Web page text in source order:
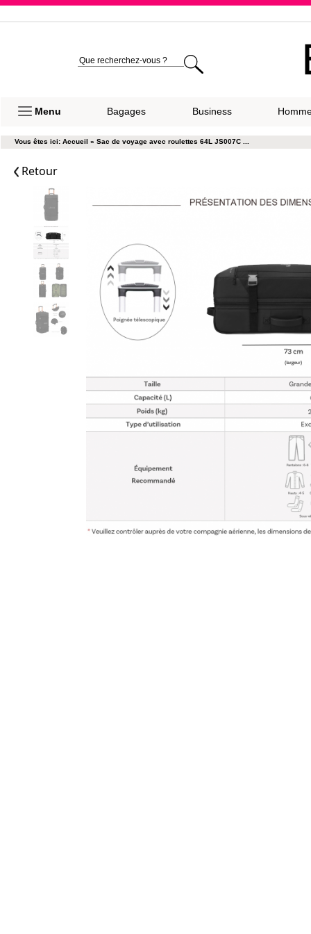
Menu Bagages Business
Vous êtes ici: Accueil » Sac de voyage avec roulettes 64L JS007C ...
Retour